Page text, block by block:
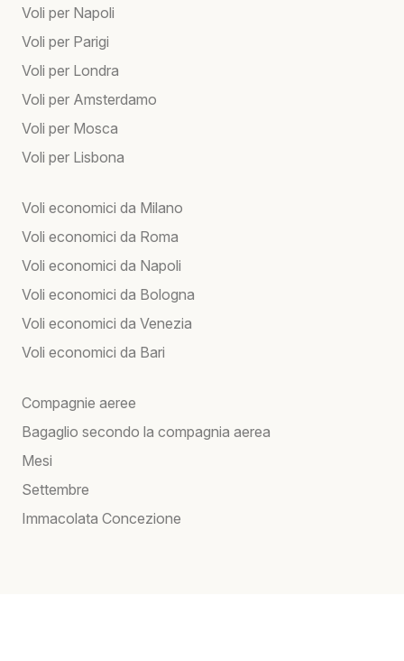
Voli per Napoli
Voli per Parigi
Voli per Londra
Voli per Amsterdamo
Voli per Mosca
Voli per Lisbona
Voli economici da Milano
Voli economici da Roma
Voli economici da Napoli
Voli economici da Bologna
Voli economici da Venezia
Voli economici da Bari
Compagnie aeree
Bagaglio secondo la compagnia aerea
Mesi
Settembre
Immacolata Concezione